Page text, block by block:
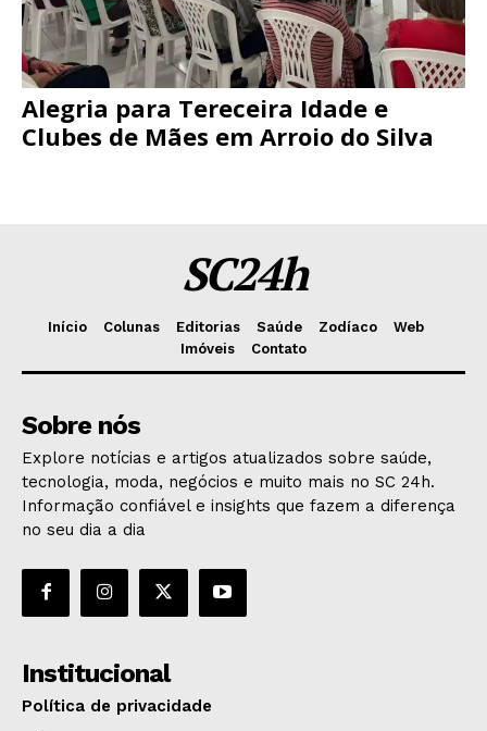
Alegria para Tereceira Idade e
Clubes de Mães em Arroio do Silva
SC24h
Início Colunas Editorias Saúde Zodíaco
Web
Imóveis
Contato
Sobre nós
Explore notícias e artigos atualizados sobre saúde,
tecnologia, moda, negócios e muito mais no SC 24h.
Informação confiável e insights que fazem a diferença
no seu dia a dia
Institucional
Política de privacidade